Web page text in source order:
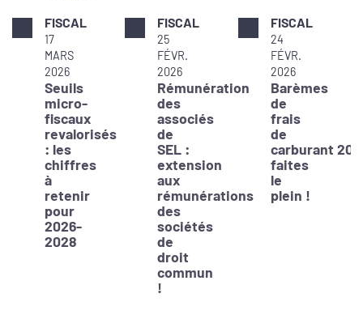
FISCAL
17
MARS
2026
Seuils
micro-
fiscaux
revalorisés
: les
chiffres
à
retenir
pour
2026-
2028
FISCAL
25
FÉVR.
2026
Rémunération
des
associés
de
SEL :
extension
aux
rémunérations
des
sociétés
de
droit
commun
!
FISCAL
24
FÉVR.
2026
Barèmes
de
frais
de
carburant
faites
le
plein !